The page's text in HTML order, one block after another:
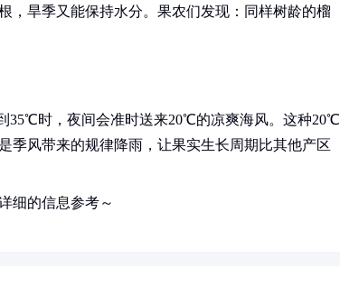
，旱季又能保持水分。果农们发现：同样树龄的榴
35℃时，夜间会准时送来20℃的凉爽海风。这种20℃
季风带来的规律降雨，让果实生长周期比其他产区
细的信息参考～